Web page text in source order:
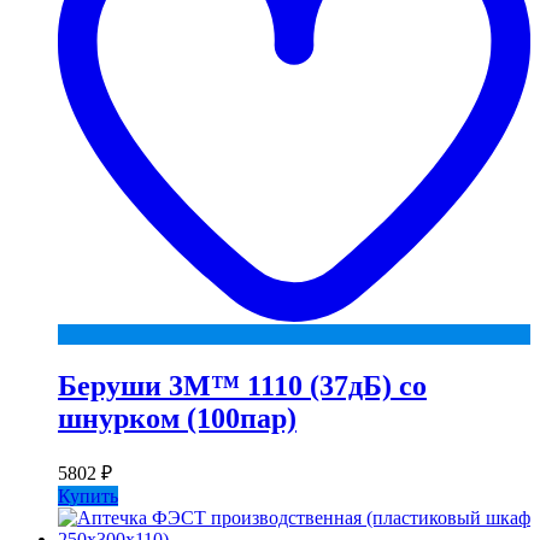
Беруши 3М™ 1110 (37дБ) со
шнурком (100пар)
5802 ₽
Купить